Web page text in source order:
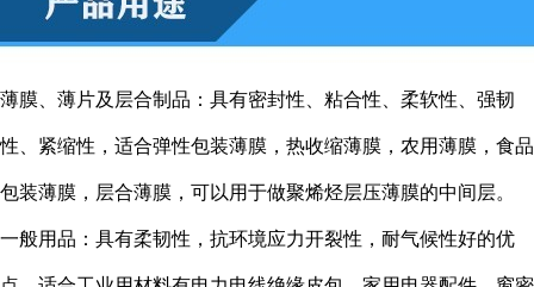
薄膜、薄片及层合制品：具有密封性、粘合性、柔软性、强韧
性、紧缩性，适合弹性包装薄膜，热收缩薄膜，农用薄膜，食品
包装薄膜，层合薄膜，可以用于做聚烯烃层压薄膜的中间层。
一般用品：具有柔韧性，抗环境应力开裂性，耐气候性好的优